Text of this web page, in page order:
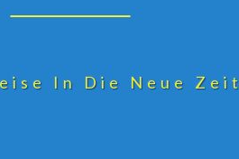
In Die Neue Zeit